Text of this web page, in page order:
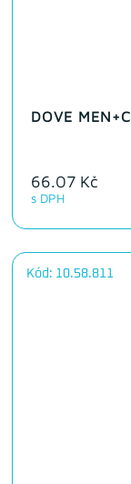
DOVE
66.07 Kč
s DPH
Kód: 10.58.811